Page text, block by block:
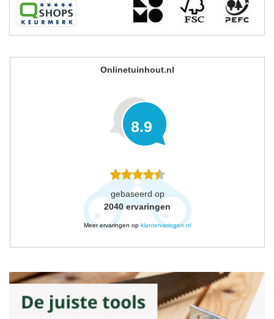
Onlinetuinhout.nl
8.9
gebaseerd op
2040 ervaringen
Meer ervaringen op klantervaringen.nl